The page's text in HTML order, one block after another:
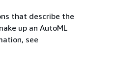
that describe the
up an AutoML
see